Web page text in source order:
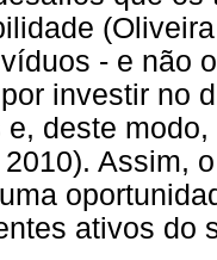
- e não
investir no
deste
Assim,
ativos do